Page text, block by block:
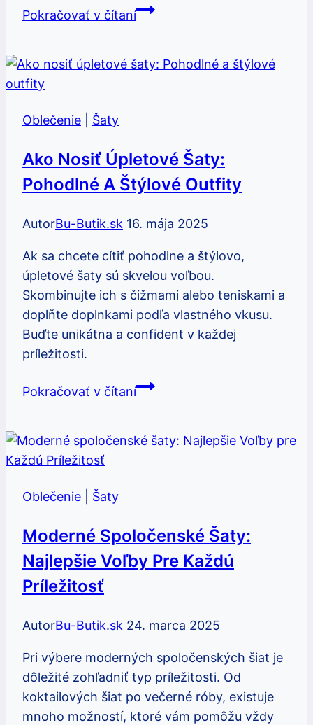
Pokračovať v čítaníObal
Prečo
ho
používať
Oblečenie Šaty
Ako Nosiť Úpletové Šaty:
Pohodlné A Štýlové Outfity
AutorBu-Butik.sk 16. mája 2025
Ak sa chcete cítiť pohodlne a štýlovo,
úpletové šaty sú skvelou voľbou.
Skombinujte ich s čižmami alebo teniskami a
doplňte doplnkami podľa vlastného vkusu.
Buďte unikátna a confident v každej
príležitosti.
Pokračovať v čítaníAko
šaty:
Oblečenie Šaty
Moderné Spoločenské Šaty:
Najlepšie Voľby Pre Každú
Príležitosť
AutorBu-Butik.sk 24. marca 2025
Pri výbere moderných spoločenských šiat je
dôležité zohľadniť typ príležitosti. Od
koktailových šiat po večerné róby, existuje
mnoho možností, ktoré vám pomôžu vždy